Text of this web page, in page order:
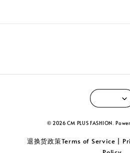
© 2026 CM PLUS FASHION.
退换货政策Terms of Service |